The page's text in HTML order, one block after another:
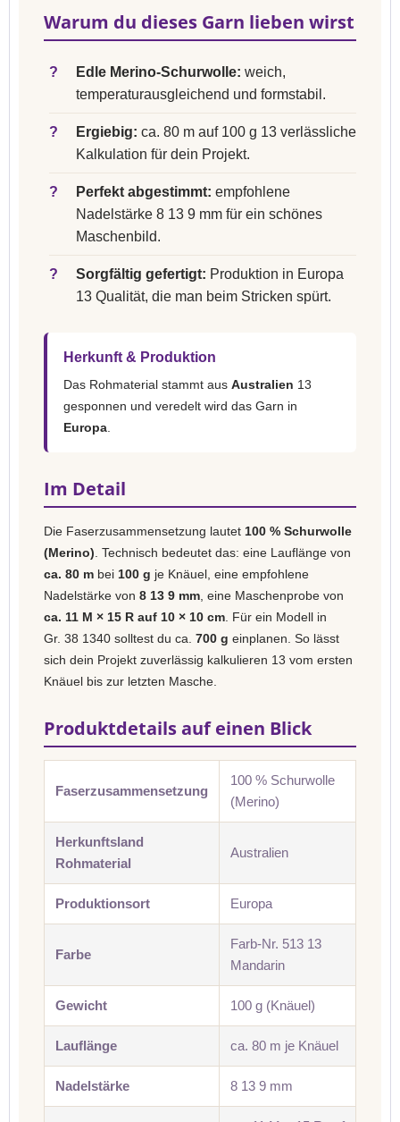
Warum du dieses Garn lieben wirst
? Edle Merino-Schurwolle: weich,
temperaturausgleichend und formstabil.
? Ergiebig: ca. 80 m auf 100 g 13 verlässliche
Kalkulation für dein Projekt.
? Perfekt abgestimmt: empfohlene
Nadelstärke 8 13 9 mm für ein schönes
Maschenbild.
? Sorgfältig gefertigt: Produktion in Europa
13 Qualität, die man beim Stricken spürt.
Herkunft & Produktion
Das Rohmaterial stammt aus Australien 13
gesponnen und veredelt wird das Garn in
Europa
Im Detail
Die Faserzusammensetzung lautet 100 % Schurwolle
(Merino) . Technisch bedeutet das: eine Lauflänge von
ca. 80 m bei 100 g je Knäuel, eine empfohlene
Nadelstärke von 8 13 9 mm , eine Maschenprobe von
ca. 11 M × 15 R auf 10 × 10 cm . Für ein Modell in
Gr. 38 1340 solltest du ca. 700 g einplanen. So lässt
sich dein Projekt zuverlässig kalkulieren 13 vom ersten
Knäuel bis zur letzten Masche.
Produktdetails auf einen Blick
Faserzusammensetzung
100 % Schurwolle
(Merino)
Herkunftsland
Rohmaterial
Australien
Produktionsort Europa
Farbe
Farb-Nr. 513 13
Mandarin
Gewicht 100 g (Knäuel)
Lauflänge ca. 80 m je Knäuel
Nadelstärke 8 13 9 mm